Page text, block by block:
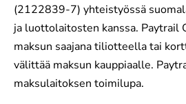
(2122839-7) yhteistyössä
ja luottolaitosten kanssa. Paytrail
maksun saajana tiliotteella tai
välittää maksun kauppiaalle.
maksulaitoksen toimilupa.